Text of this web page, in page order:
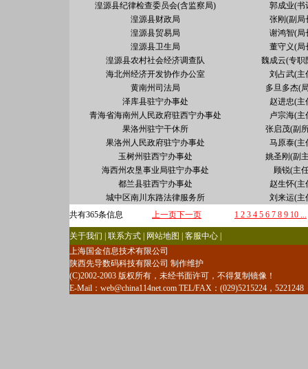
湟源县纪律检查委员会(含监察局)
郭成业(书
湟源县财政局
张刚(副局
湟源县贸易局
谢鸿智(局
湟源县卫生局
董守义(局
湟源县农村社会经济调查队
魏成云(专职
海北州经济开发协作办公室
刘占武(主
黄南州司法局
多旦多杰(
泽库县驻宁办事处
赵进忠(主
青海省海南州人民政府驻西宁办事处
卢宗海(主
果洛州驻宁干休所
张启茂(副
果洛州人民政府驻宁办事处
马原泰(主
玉树州驻西宁办事处
姚圣刚(副
海西州农垦事业局驻宁办事处
顾锐(主
都兰县驻西宁办事处
赵生怀(主
城中区南川东路法律服务所
刘来运(主
共有365条信息
上一页下一页 1 2 3 4 5 6 7 8 9 10 ...
关于我们 | 联系方式 | 网站地图 | 客服中心 |
上海国金信息技术有限公司
陕西先导数码科技有限公司 制作维护
(C)2002-2003 版权所有，未经书面许可，不得复制镜像！
E-Mail： web@china114net.com TEL/FAX：(029)5215224，5221248